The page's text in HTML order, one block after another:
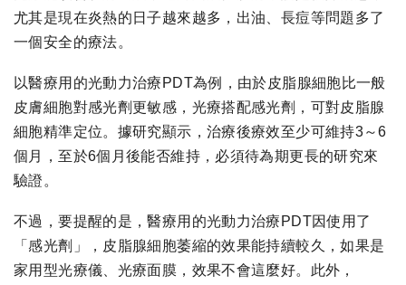
尤其是現在炎熱的日子越來越多，出油、長痘等問題多了
一個安全的療法。
以醫療用的光動力治療PDT為例，由於皮脂腺細胞比一般
皮膚細胞對感光劑更敏感，光療搭配感光劑，可對皮脂腺
細胞精準定位。據研究顯示，治療後療效至少可維持3～6
個月，至於6個月後能否維持，必須待為期更長的研究來
驗證。
不過，要提醒的是，醫療用的光動力治療PDT因使用了
「感光劑」，皮脂腺細胞萎縮的效果能持續較久，如果是
家用型光療儀、光療面膜，效果不會這麼好。此外，